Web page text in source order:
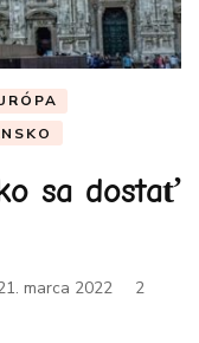
sa dostať
marca 2022
2